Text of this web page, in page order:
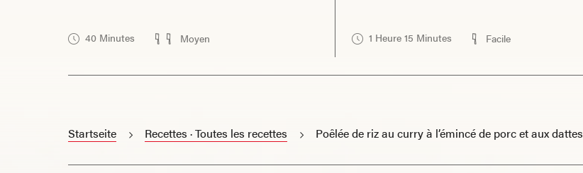
40 Minutes Moyen 1 Heure 15 Minutes Facile
Startseite Recettes · Toutes les recettes Poêlée de riz au curry à l’émincé de porc et aux dattes